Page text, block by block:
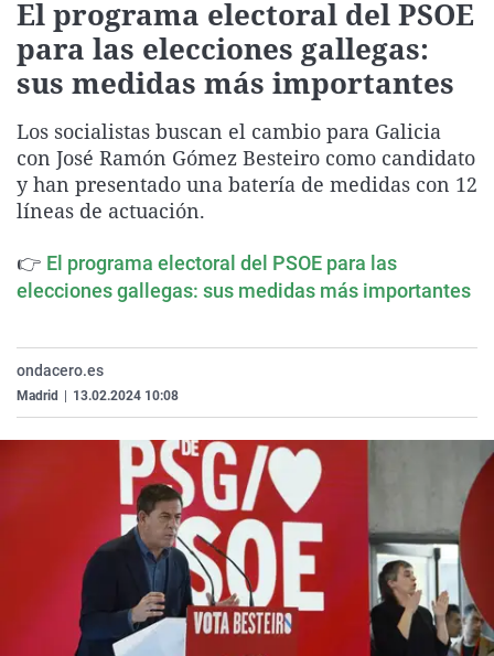
La rosa de los
Gente viajera
Como el perro y el
Caso
Retornados
Equipo de
Operación Viuda
Extremadura
Galicia
La Rioja
Navarra
País Vasco
Virales
Televisión
Elecciones
El programa electoral del PSOE
para las elecciones gallegas:
sus medidas más importantes
Los socialistas buscan el cambio para Galicia
con José Ramón Gómez Besteiro como candidato
y han presentado una batería de medidas con 12
líneas de actuación.
👉 El programa electoral del PSOE para las
elecciones gallegas: sus medidas más importantes
ondacero.es
Madrid 13.02.2024 10:08